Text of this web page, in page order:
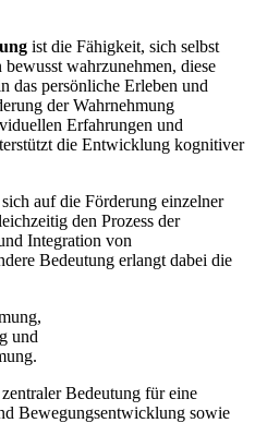
ist die Fähigkeit, sich selbst
wahrzunehmen, diese
das persönliche Erleben und
der Wahrnehmung
Erfahrungen und
die Entwicklung kognitiver
auf die Förderung einzelner
den Prozess der
Integration von
Bedeutung erlangt dabei die
und
Bedeutung für eine
Bewegungsentwicklung sowie